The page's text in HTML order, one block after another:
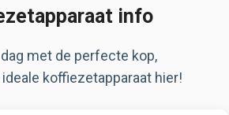
info
met de perfecte kop,
koffiezetapparaat hier!